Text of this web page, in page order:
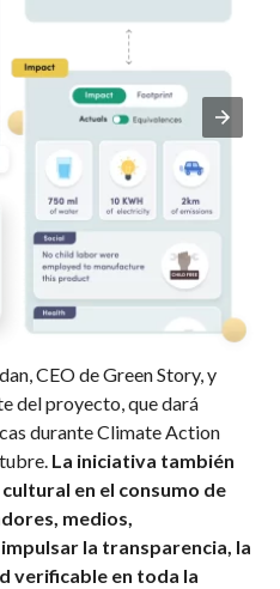
CEO de Green Story, y
del proyecto, que dará
durante Climate Action
La iniciativa también
en el consumo de
medios,
la transparencia, la
verificable en toda la